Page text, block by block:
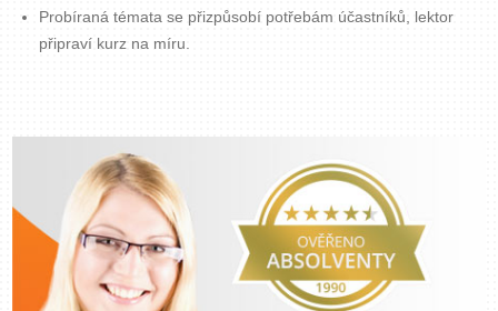
Probíraná témata se přizpůsobí potřebám účastníků, lektor
připraví kurz na míru.